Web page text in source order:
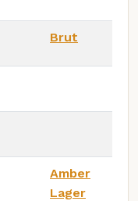
Brut
Amber
Lager